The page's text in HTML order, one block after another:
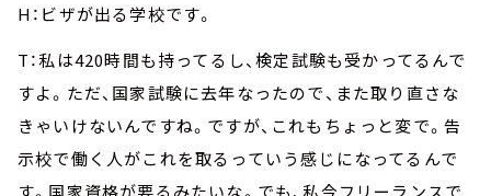
H：ビザが出る学校です。
T：私は420時間も持ってるし、検定試験も受かってるんで
すよ。ただ、国家試験に去年なったので、また取り直さな
きゃいけないんですね。ですが、これもちょっと変で。告
示校で働く人がこれを取るっていう感じになってるんで
す。国家資格が要るみたいな。でも、私今フリーランスで